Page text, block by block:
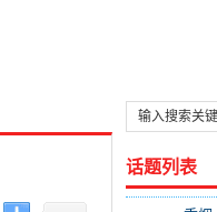
话题列表